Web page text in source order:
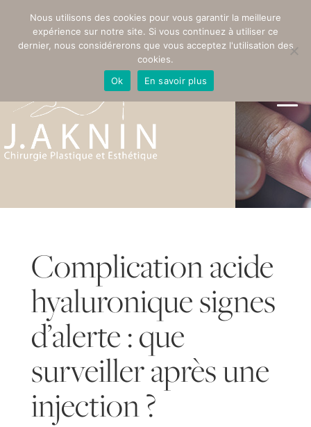
PRENDRE RENDEZ-VOUS
Complication acide
hyaluronique signes
d’alerte : que
surveiller après une
injection ?
Nous utilisons des cookies pour vous garantir la meilleure
expérience sur notre site. Si vous continuez à utiliser ce
dernier, nous considérerons que vous acceptez l'utilisation des
cookies.
Ok
En savoir plus